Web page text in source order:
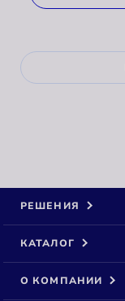
РЕШЕНИЯ
КАТАЛОГ
О КОМПАНИИ